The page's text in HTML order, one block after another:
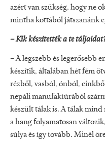
azért van szükség, hogy ne
mintha kottából játszanánk
– Kik készítették a te
– A legszebb és legerősebb
készítik, általában hét fém
rézből, vasból, ónból,
nepáli manufaktúrából
készült tálak is. A tálak mind
a hang folyamatosan
súlya és így tovább. Minél